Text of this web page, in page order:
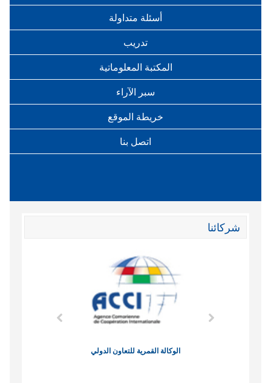
أسئلة متداولة
تدريب
المكتبة المعلوماتية
سبر الآراء
خريطة الموقع
اتصل بنا
شركائنا
الوكالة القمرية للتعاون الدولي